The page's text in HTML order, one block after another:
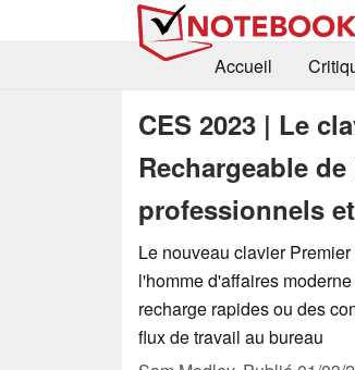
Accueil
CES 2023 | Le
Rechargeable
professionnels
Le nouveau clavier
l'homme d'affaires
recharge rapides ou des
flux de travail au bureau